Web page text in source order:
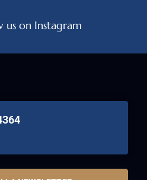
us on Instagram